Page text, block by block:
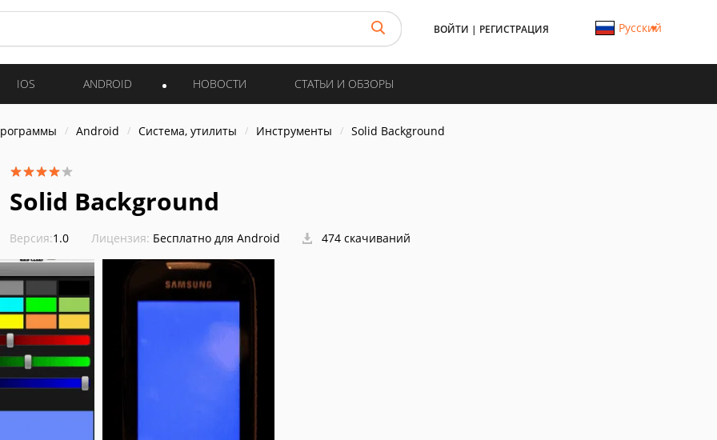
ВОЙТИ | РЕГИСТРАЦИЯ Русский
IOS ANDROID НОВОСТИ СТАТЬИ И ОБЗОРЫ
Android Система, утилиты Инструменты Solid Background
Solid Background
Версия:1.0 Лицензия: Бесплатно для Android 474 скачиваний